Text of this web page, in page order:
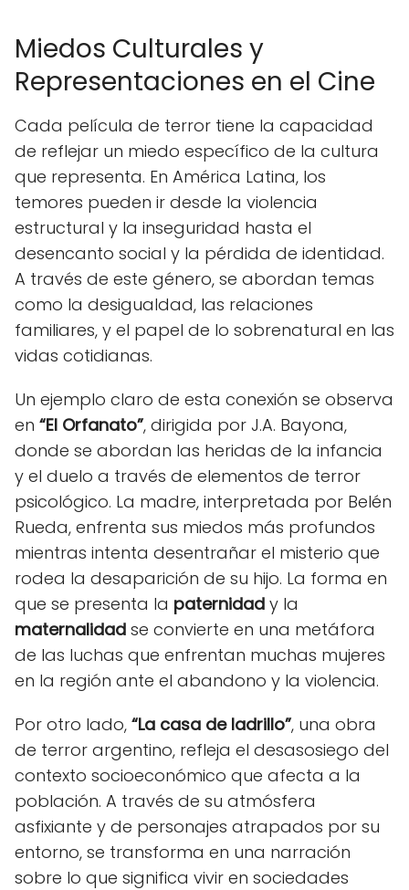
Miedos Culturales y
Representaciones en el Cine
Cada película de terror tiene la capacidad
de reflejar un miedo específico de la cultura
que representa. En América Latina, los
temores pueden ir desde la violencia
estructural y la inseguridad hasta el
desencanto social y la pérdida de identidad.
A través de este género, se abordan temas
como la desigualdad, las relaciones
familiares, y el papel de lo sobrenatural en las
vidas cotidianas.
Un ejemplo claro de esta conexión se observa
en “El Orfanato”, dirigida por J.A. Bayona,
donde se abordan las heridas de la infancia
y el duelo a través de elementos de terror
psicológico. La madre, interpretada por Belén
Rueda, enfrenta sus miedos más profundos
mientras intenta desentrañar el misterio que
rodea la desaparición de su hijo. La forma en
que se presenta la paternidad y la
maternalidad se convierte en una metáfora
de las luchas que enfrentan muchas mujeres
en la región ante el abandono y la violencia.
Por otro lado, “La casa de ladrillo”, una obra
de terror argentino, refleja el desasosiego del
contexto socioeconómico que afecta a la
población. A través de su atmósfera
asfixiante y de personajes atrapados por su
entorno, se transforma en una narración
sobre lo que significa vivir en sociedades